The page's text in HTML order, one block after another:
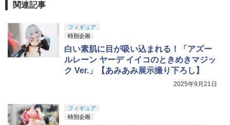
関連記事
フィギュア
特別企画
白い素肌に目が吸い込まれる！「アズー
ルレーン ヤーデ イイコのときめきマジッ
ク Ver.」【あみあみ展示撮り下ろし】
2025年9月21日
フィギュア
特別企画